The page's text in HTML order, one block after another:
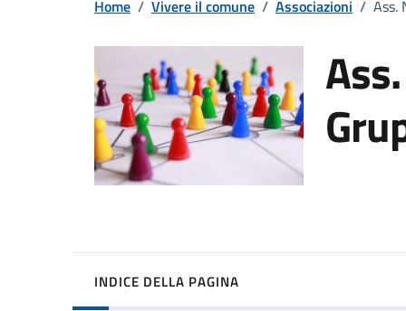
Home / Vivere il comune / Associazioni / Ass.
INDICE DELLA PAGINA